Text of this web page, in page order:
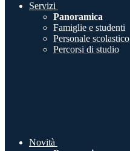
Servizi
Panoramica
Famiglie e studenti
Personale scolastico
Percorsi di studio
Novità